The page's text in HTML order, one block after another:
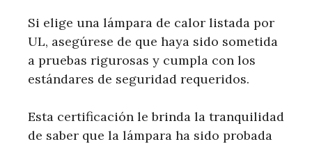
Si elige una lámpara de calor listada por
UL, asegúrese de que haya sido sometida
a pruebas rigurosas y cumpla con los
estándares de seguridad requeridos.
Esta certificación le brinda la tranquilidad
de saber que la lámpara ha sido probada